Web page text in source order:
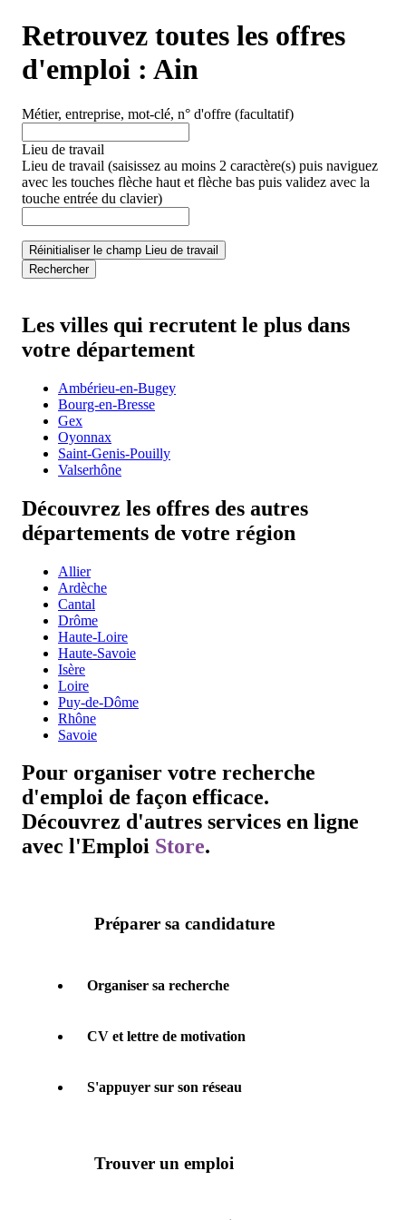
Retrouvez toutes les offres
d'emploi : Ain
Métier, entreprise, mot-clé, n° d'offre (facultatif)
Lieu de travail
Lieu de travail (saisissez au moins 2 caractère(s) puis naviguez
avec les touches flèche haut et flèche bas puis validez avec la
touche entrée du clavier)
Réinitialiser le champ Lieu de travail
Rechercher
Les villes qui recrutent le plus dans
votre département
Ambérieu-en-Bugey
Bourg-en-Bresse
Gex
Oyonnax
Saint-Genis-Pouilly
Valserhône
Découvrez les offres des autres
départements de votre région
Allier
Ardèche
Cantal
Drôme
Haute-Loire
Haute-Savoie
Isère
Loire
Puy-de-Dôme
Rhône
Savoie
Pour organiser votre recherche
d'emploi de façon efficace.
Découvrez d'autres services en ligne
avec l'Emploi Store.
Préparer sa candidature
Organiser sa recherche
CV et lettre de motivation
S'appuyer sur son réseau
Trouver un emploi